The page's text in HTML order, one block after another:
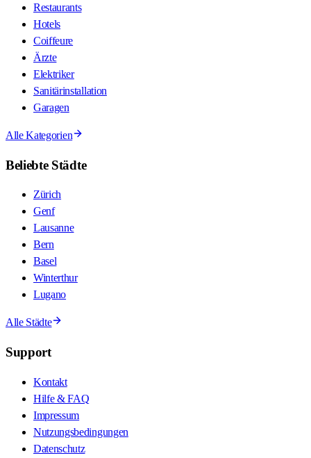
Restaurants
Hotels
Coiffeure
Ärzte
Elektriker
Sanitärinstallation
Garagen
Alle Kategorien
Beliebte Städte
Zürich
Genf
Lausanne
Bern
Basel
Winterthur
Lugano
Alle Städte
Support
Kontakt
Hilfe & FAQ
Impressum
Nutzungsbedingungen
Datenschutz